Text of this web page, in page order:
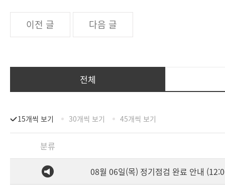
이전 글 다음 글
전체
15개씩 보기 30개씩 보기 45개씩 보기
분류
08월 06일(목) 정기점검 완료 안내